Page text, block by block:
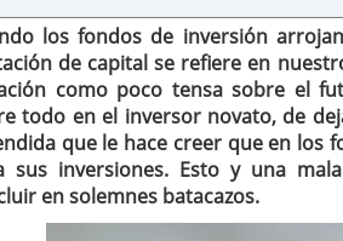
no es
debate
febrero
28, 2026
Renta variable española: la
quería entrar febrero 23, 2026
La renta fija domina los
apostando por la deuda
Los fondos de inversión
los fondos de inversión
de capital se refiere en
como poco tensa sobre el
todo en el inversor novato, de
que le hace creer que en los
sus inversiones. Esto y una
en solemnes batacazos.